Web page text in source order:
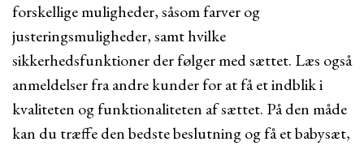
forskellige muligheder, såsom farver og
justeringsmuligheder, samt hvilke
sikkerhedsfunktioner der følger med sættet. Læs også
anmeldelser fra andre kunder for at få et indblik i
kvaliteten og funktionaliteten af sættet. På den måde
kan du træffe den bedste beslutning og få et babysæt,